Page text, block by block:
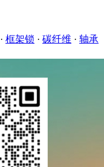
· 框架锁 · 碳纤维 · 轴承